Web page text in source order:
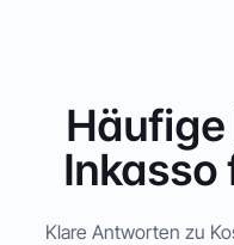
Häufige
Inkasso
Klare Antworten zu